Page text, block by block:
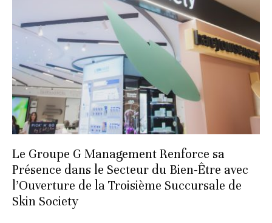
Le Groupe G Management Renforce sa
Présence dans le Secteur du Bien-Être avec
l’Ouverture de la Troisième Succursale de
Skin Society